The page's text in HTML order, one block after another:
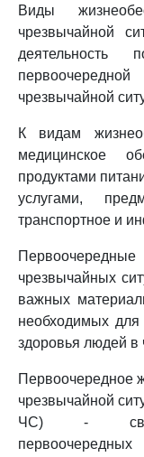
Виды
чрезвычайной
деятельность
чрезвычайной
К видам
медицинское
продуктами
услугами,
транспортное и
чрезвычайных
важных
необходимых
здоровья людей в
Первоочередное
чрезвычайной
ЧС) -